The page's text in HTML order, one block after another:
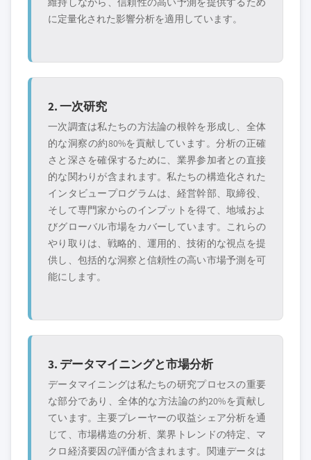
に定量化された影響分析を適用しています。
2. 一次研究
一次調査は私たちの方法論の根幹を形成し、全体
的な洞察の約80%を貢献しています。分析の正確
さと深さを確保するために、業界参加者との直接
的な関わりが含まれます。私たちの構造化された
インタビュープログラムは、経営幹部、取締役、
そして専門家からのインプットを得て、地域およ
びグローバル市場をカバーしています。これらの
やり取りは、戦略的、運用的、技術的な視点を提
供し、包括的な洞察と信頼性の高い市場予測を可
能にします。
3. データマイニングと市場分析
データマイニングは私たちの研究プロセスの重要
な部分であり、全体的な方法論の約20%を貢献し
ています。主要プレーヤーの収益シェア分析を通
じて、市場構造の分析、業界トレンドの特定、マ
クロ経済要因の評価が含まれます。関連データは